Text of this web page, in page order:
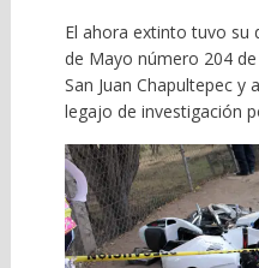
El ahora extinto tuvo su
de Mayo número 204
San Juan Chapultepec y
legajo de investigación